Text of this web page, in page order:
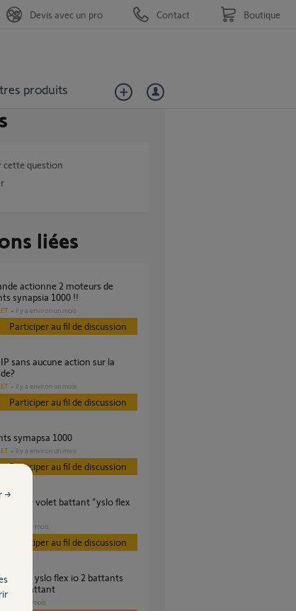
produits
Devis avec un pro Contact Boutique
cette question
liées
synapsia 1000 !!
il y a environ un mois
Participer au fil de discussion
il y a environ un mois
Participer au fil de discussion
symapsa 1000
il y a environ un mois
Participer au fil de discussion
il y a 5 mois
Participer au fil de discussion
seul battant
il y a 9 mois
→